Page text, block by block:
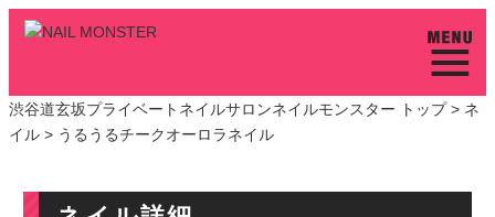
渋谷道玄坂プライベートネイルサロンネイルモンスター トップ > ネ
イル > うるうるチークオーロラネイル